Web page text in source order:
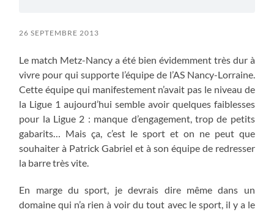
26 SEPTEMBRE 2013
Le match Metz-Nancy a été bien évidemment très dur à
vivre pour qui supporte l’équipe de l’AS Nancy-Lorraine.
Cette équipe qui manifestement n’avait pas le niveau de
la Ligue 1 aujourd’hui semble avoir quelques faiblesses
pour la Ligue 2 : manque d’engagement, trop de petits
gabarits… Mais ça, c’est le sport et on ne peut que
souhaiter à Patrick Gabriel et à son équipe de redresser
la barre très vite.
En marge du sport, je devrais dire même dans un
domaine qui n’a rien à voir du tout avec le sport, il y a le